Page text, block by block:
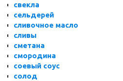
свекла
сельдерей
сливочное масло
сливы
сметана
смородина
соевый соус
солод